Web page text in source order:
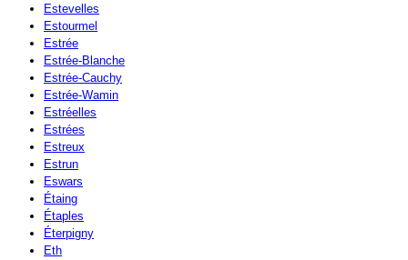
Estevelles
Estourmel
Estrée
Estrée-Blanche
Estrée-Cauchy
Estrée-Wamin
Estréelles
Estrées
Estreux
Estrun
Eswars
Étaing
Étaples
Éterpigny
Eth